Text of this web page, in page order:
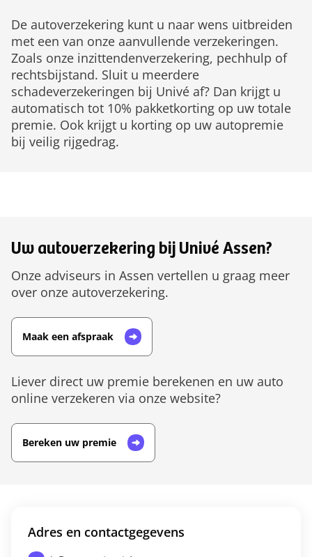
De autoverzekering kunt u naar wens uitbreiden
met een van onze aanvullende verzekeringen.
Zoals onze inzittendenverzekering, pechhulp of
rechtsbijstand. Sluit u meerdere
schadeverzekeringen bij Univé af? Dan krijgt u
automatisch tot 10% pakketkorting op uw totale
premie. Ook krijgt u korting op uw autopremie
bij veilig rijgedrag.
Uw autoverzekering bij Univé Assen?
Onze adviseurs in Assen vertellen u graag meer
over onze autoverzekering.
Maak een afspraak
Liever direct uw premie berekenen en uw auto
online verzekeren via onze website?
Bereken uw premie
Adres en contactgegevens